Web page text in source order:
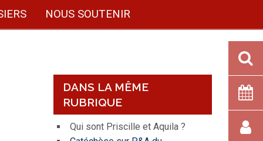
NOUS SOUTENIR
DANS LA MÊME
RUBRIQUE
Qui sont Priscille et Aquila ?